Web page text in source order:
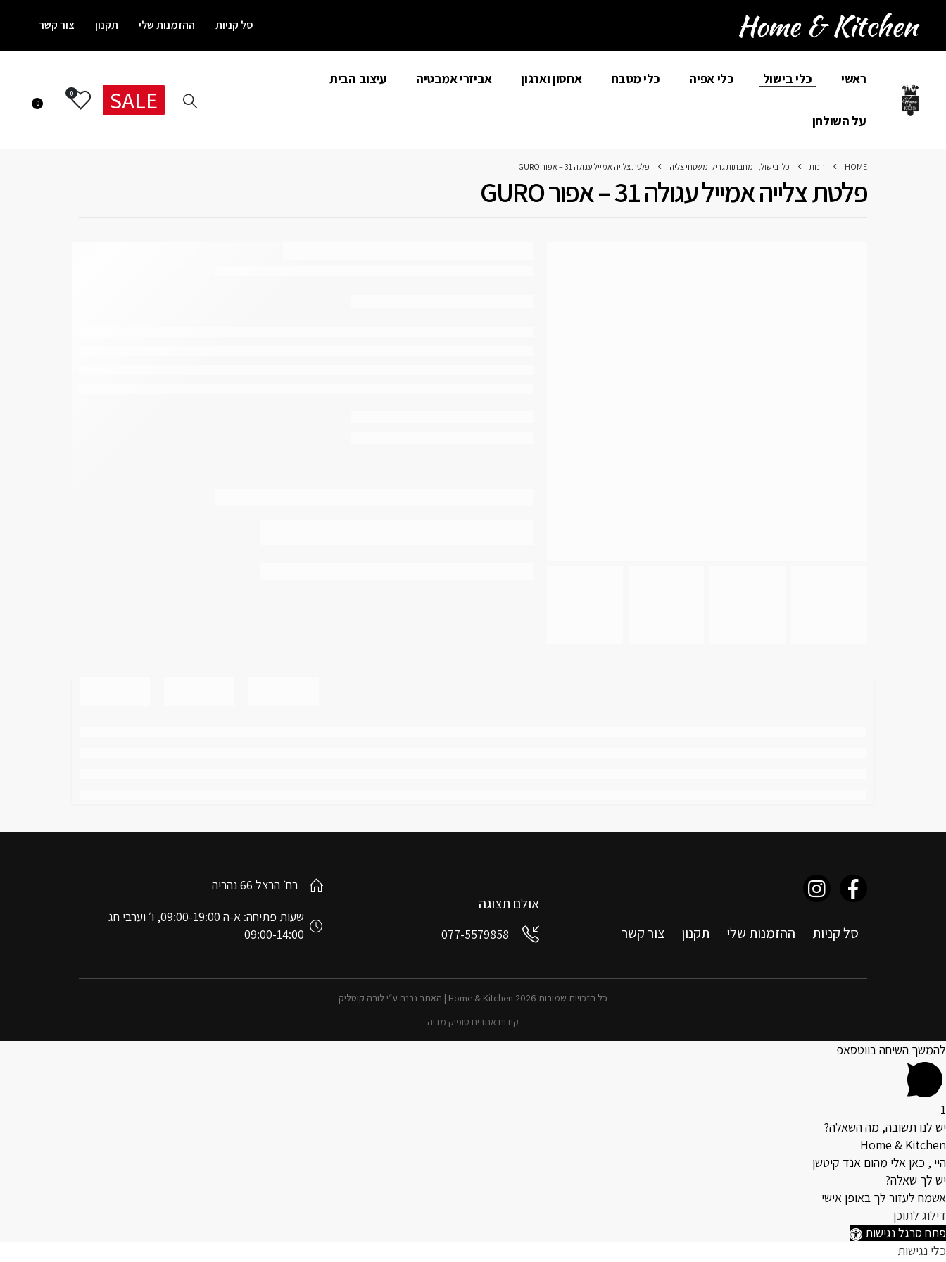
סל קניות ההזמנות שלי תקנון צור קשר
ראשי כלי בישול כלי אפיה כלי מטבח אחסון וארגון אביזרי אמבטיה עיצוב הבית
על השולחן
SALE
0
0
HOME חנות כלי בישול, מחבתות גריל ומשטחי צליה פלטת צלייה אמייל עגולה 31 – אפור GURO
פלטת צלייה אמייל עגולה 31 – אפור GURO
סל קניות ההזמנות שלי תקנון צור קשר
אולם תצוגה
077-5579858
רח׳ הרצל 66 נהריה
שעות פתיחה: א-ה 09:00-19:00, ו׳ וערבי חג
09:00-14:00
כל הזכויות שמורות 2026 Home & Kitchen | האתר נבנה ע״י לובה קוטליק
קידום אתרים טופיק מדיה
להמשך השיחה בווטסאפ
1
יש לנו תשובה, מה השאלה?
Home & Kitchen
היי , כאן אלי מהום אנד קיטשן
יש לך שאלה?
אשמח לעזור לך באופן אישי
דילוג לתוכן
פתח סרגל נגישות
כלי נגישות